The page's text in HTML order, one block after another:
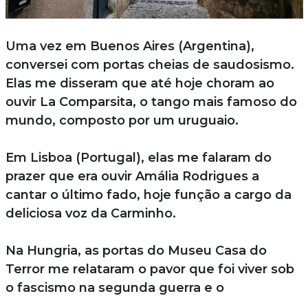
Uma vez em Buenos Aires (Argentina),
conversei com portas cheias de saudosismo.
Elas me disseram que até hoje choram ao
ouvir La Comparsita, o tango mais famoso do
mundo, composto por um uruguaio.
Em Lisboa (Portugal), elas me falaram do
prazer que era ouvir Amália Rodrigues a
cantar o último fado, hoje função a cargo da
deliciosa voz da Carminho.
Na Hungria, as portas do Museu Casa do
Terror me relataram o pavor que foi viver sob
o fascismo na segunda guerra e o